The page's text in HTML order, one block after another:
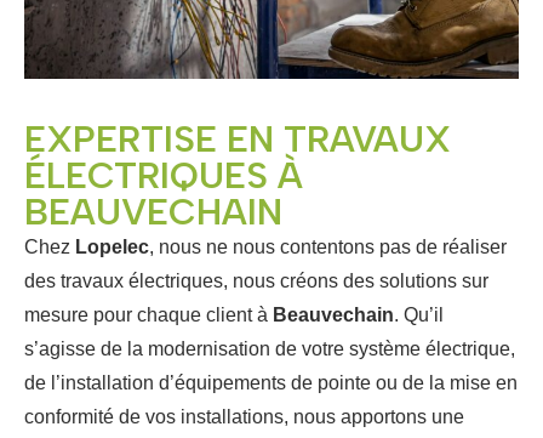
EXPERTISE EN TRAVAUX
ÉLECTRIQUES À
BEAUVECHAIN
Chez Lopelec, nous ne nous contentons pas de réaliser
des travaux électriques, nous créons des solutions sur
mesure pour chaque client à Beauvechain. Qu’il
s’agisse de la modernisation de votre système électrique,
de l’installation d’équipements de pointe ou de la mise en
conformité de vos installations, nous apportons une